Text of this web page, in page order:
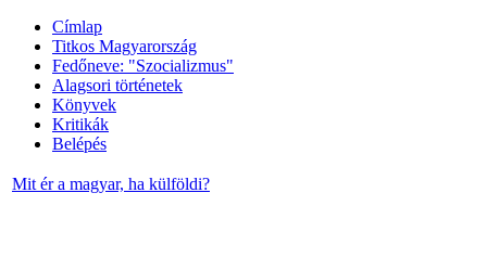
Címlap
Titkos Magyarország
Fedőneve: "Szocializmus"
Alagsori történetek
Könyvek
Kritikák
Belépés
Mit ér a magyar, ha külföldi?